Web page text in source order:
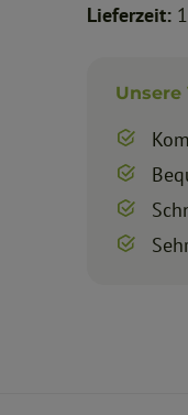
Lieferzeit:
Unsere